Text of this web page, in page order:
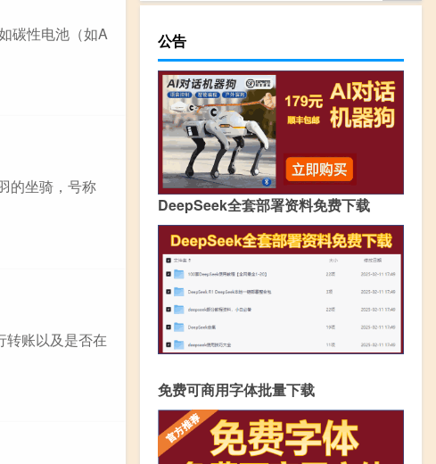
碳性电池（如A
的坐骑，号称
转账以及是否在
公告
DeepSeek全套部署资料免费下载
免费可商用字体批量下载